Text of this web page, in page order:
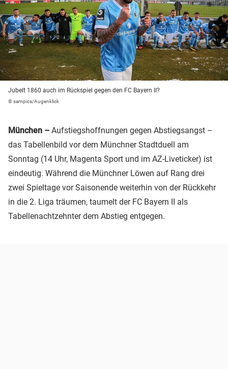
Jubelt 1860 auch im Rückspiel gegen den FC Bayern II?
© sampics/Augenklick
München – Aufstiegshoffnungen gegen Abstiegsangst –
das Tabellenbild vor dem Münchner Stadtduell am
Sonntag (14 Uhr, Magenta Sport und im AZ-Liveticker) ist
eindeutig. Während die Münchner Löwen auf Rang drei
zwei Spieltage vor Saisonende weiterhin von der Rückkehr
in die 2. Liga träumen, taumelt der FC Bayern II als
Tabellenachtzehnter dem Abstieg entgegen.